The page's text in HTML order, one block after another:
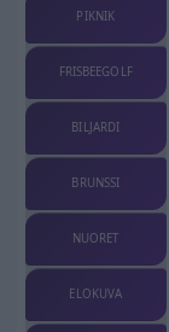
PIKNIK
FRISBEEGOLF
BILJARDI
BRUNSSI
NUORET
ELOKUVA